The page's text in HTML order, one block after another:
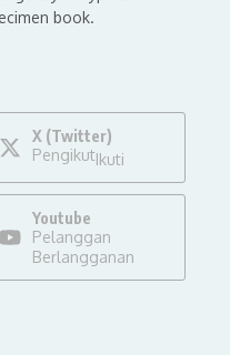
book.
X (Twitter)
PengikutIkuti
Youtube
Pelanggan
Berlangganan